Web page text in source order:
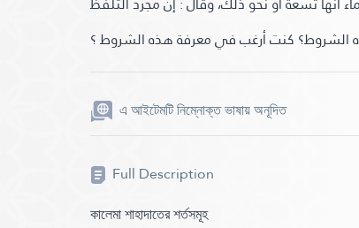
এ আইটেমটি নিম্নোক্ত ভাষায় অনূদিত
Full Description
কালেমা শাহাদাতের শর্তসমূহ